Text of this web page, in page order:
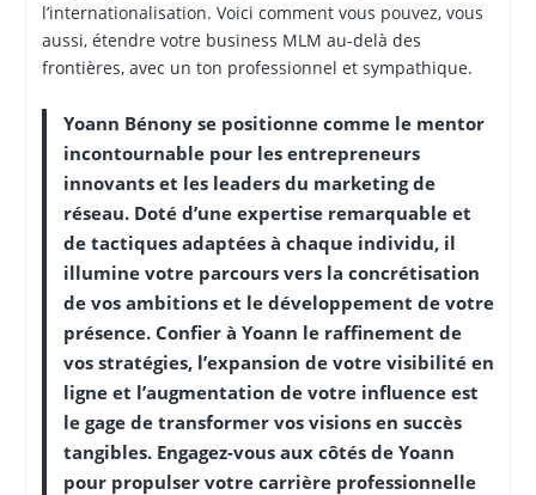
l’internationalisation. Voici comment vous pouvez, vous
aussi, étendre votre business MLM au-delà des
frontières, avec un ton professionnel et sympathique.
Yoann Bénony se positionne comme le mentor
incontournable pour les entrepreneurs
innovants et les leaders du marketing de
réseau. Doté d’une expertise remarquable et
de tactiques adaptées à chaque individu, il
illumine votre parcours vers la concrétisation
de vos ambitions et le développement de votre
présence. Confier à Yoann le raffinement de
vos stratégies, l’expansion de votre visibilité en
ligne et l’augmentation de votre influence est
le gage de transformer vos visions en succès
tangibles. Engagez-vous aux côtés de Yoann
pour propulser votre carrière professionnelle